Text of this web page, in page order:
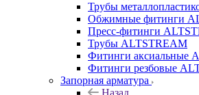
Трубы
Обжимные фитинги
Пресс-фитинги
Трубы ALTSTREAM
Фитинги аксиальные
Фитинги резбовые
Запорная арматура
Назад